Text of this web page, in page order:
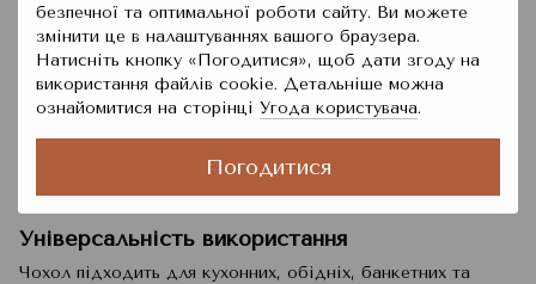
безпечної та оптимальної роботи сайту. Ви можете
змінити це в налаштуваннях вашого браузера.
Натисніть кнопку «Погодитися», щоб дати згоду на
використання файлів cookie. Детальніше можна
ознайомитися на сторінці Угода користувача.
Погодитися
Матеріал та комфорт
Тканина трикотаж-жатка відрізняється м’якістю,
зносостійкістю та приємною текстурою. Завдяки
еластичним властивостям чохол рівномірно розподіляється
та зберігає привабливий вигляд навіть після
багаторазового прання.
Універсальність використання
Чохол підходить для кухонних, обідніх, банкетних та